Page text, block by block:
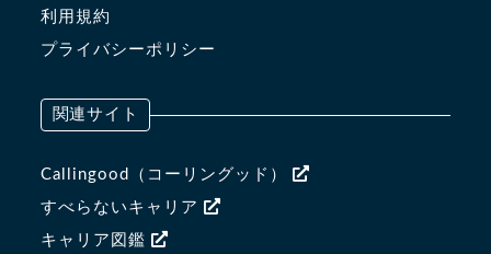
利用規約
プライバシーポリシー
関連サイト
Callingood（コーリングッド）
すべらないキャリア
キャリア図鑑